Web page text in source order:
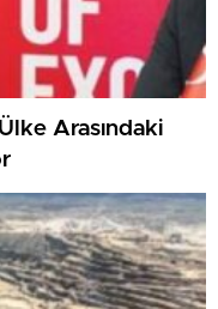
Arasındaki